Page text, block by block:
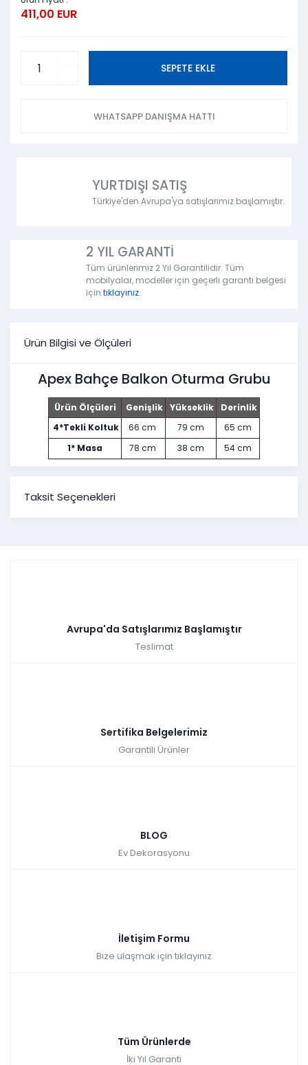
411,00 EUR
SEPETE EKLE
WHATSAPP DANIŞMA HATTI
YURTDIŞI SATIŞ
Türkiye'den Avrupa'ya satışlarımız başlamıştır.
2 YIL GARANTİ
Tüm ürünlerimiz 2 Yıl Garantilidir. Tüm
mobilyalar, modeller için geçerli garanti belgesi
için tıklayınız.
Ürün Bilgisi ve Ölçüleri
Apex Bahçe Balkon Oturma Grubu
Ürün Ölçüleri Genişlik Yükseklik
Derinlik
4*Tekli Koltuk
66 cm 79 cm
65 cm
1* Masa
78 cm 38 cm 54 cm
Taksit Seçenekleri
Avrupa'da Satışlarımız Başlamıştır
Teslimat
Sertifika Belgelerimiz
Garantili Ürünler
BLOG
Ev Dekorasyonu
İletişim Formu
Bize ulaşmak için tıklayınız
Tüm Ürünlerde
İki Yıl Garanti